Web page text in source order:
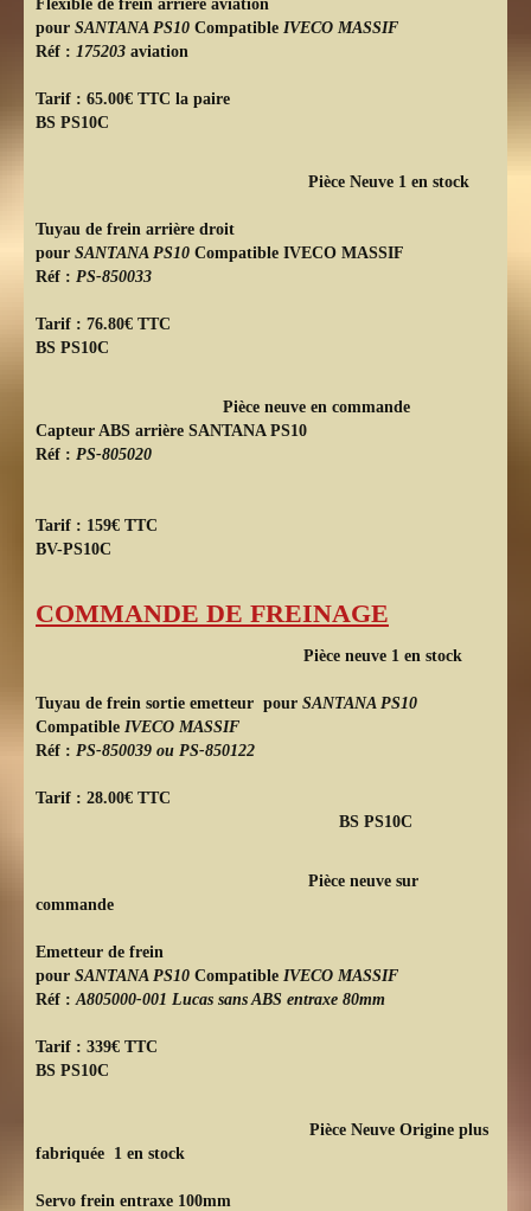
pour SANTANA PS10 Compatible IVECO MASSIF
Réf : 175203 aviation
Tarif : 65.00€ TTC la paire
BS PS10C
Pièce Neuve 1 en stock
Tuyau de frein arrière droit
pour SANTANA PS10 Compatible IVECO MASSIF
Réf : PS-850033
Tarif : 76.80€ TTC
BS PS10C
Pièce neuve en commande
Capteur ABS arrière SANTANA PS10
Réf : PS-805020
Tarif : 159€ TTC
BV-PS10C
COMMANDE DE FREINAGE
Pièce neuve 1 en stock
Tuyau de frein sortie emetteur pour SANTANA PS10
Compatible IVECO MASSIF
Réf : PS-850039 ou PS-850122
Tarif : 28.00€ TTC
BS PS10C
Pièce neuve sur
commande
Emetteur de frein
pour SANTANA PS10 Compatible IVECO MASSIF
Réf : A805000-001 Lucas sans ABS entraxe 80mm
Tarif : 339€ TTC
BS PS10C
Pièce Neuve Origine plus
fabriquée 1 en stock
Servo frein entraxe 100mm